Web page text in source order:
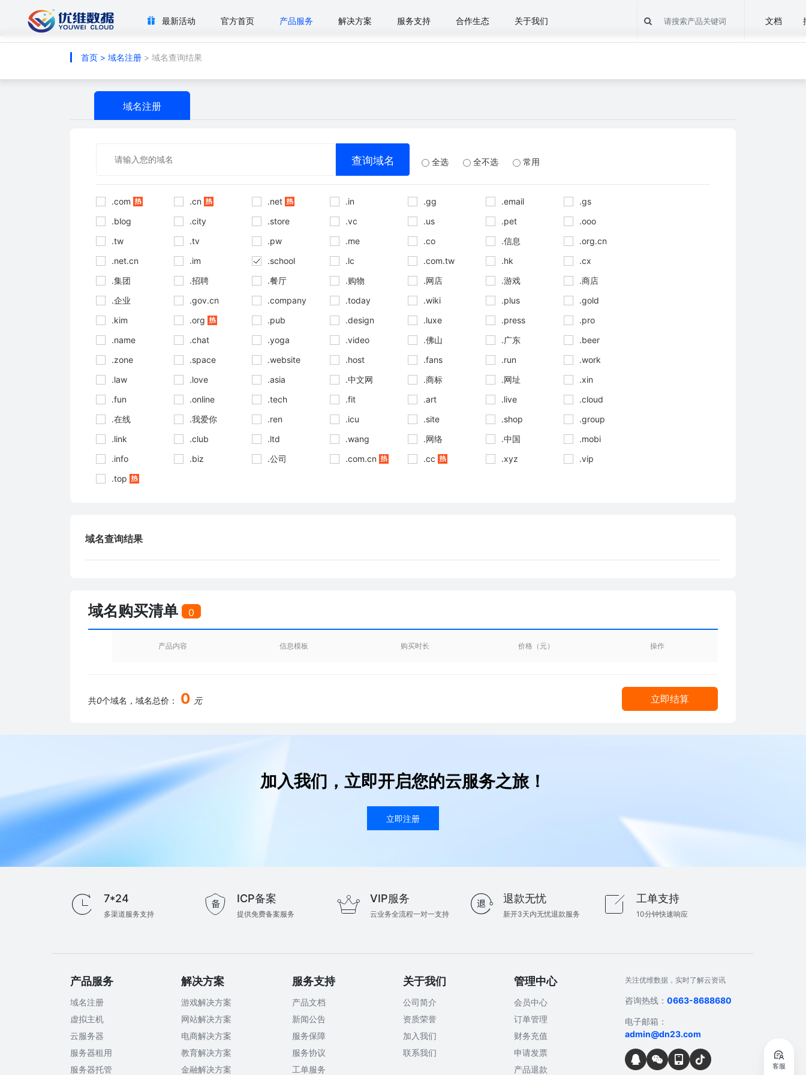
最新活动 官方首页 产品服务 解决方案 服务支持 合作生态 关于我们 文档
首页 > 域名注册 > 域名查询结果
域名注册
全选 全不选 常用
.com .cn .net .in .gg .email
.gs
.blog
.city .store .vc .us .pet
.ooo
.tw
.tv .pw .me .co .信息
.org.cn
.net.cn
.im .school .lc .com.tw .hk
.cx
.集团
.招聘 .餐厅 .购物 .网店 .游戏
.商店
.企业
.gov.cn .company .today .wiki .plus
.gold
.kim
.org .pub .design .luxe .press
.pro
.name
.chat .yoga .video .佛山 .广东
.beer
.zone
.space .website .host .fans .run
.work
.law
.love .asia .中文网 .商标 .网址
.xin
.fun
.online .tech .fit .art .live
.cloud
.在线
.我爱你 .ren .icu .site .shop
.group
.link
.club .ltd .wang .网络 .中国
.mobi
.info
.biz .公司 .com.cn .cc .xyz
.vip
.top
域名查询结果
域名购买清单 0
产品内容 信息模板 购买时长 价格（元） 操作
共0个域名，域名总价： 0 元 立即结算
加入我们，立即开启您的云服务之旅！
立即注册
7*24
多渠道服务支持
ICP备案
提供免费备案服务
VIP服务
云业务全流程一对一支持
退款无忧
新开3天内无忧退款服务
工单支持
10分钟快速响应
产品服务
域名注册
虚拟主机
云服务器
服务器租用
服务器托管
解决方案
游戏解决方案
网站解决方案
电商解决方案
教育解决方案
金融解决方案
服务支持
产品文档
新闻公告
服务保障
服务协议
工单服务
关于我们
公司简介
资质荣誉
加入我们
联系我们
管理中心
会员中心
订单管理
财务充值
申请发票
产品退款
关注优维数据，实时了解云资讯
咨询热线： 0663-8688680
电子邮箱：
admin@dn23.com
客服